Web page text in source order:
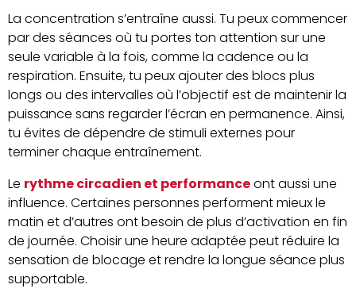
La concentration s’entraîne aussi. Tu peux commencer
par des séances où tu portes ton attention sur une
seule variable à la fois, comme la cadence ou la
respiration. Ensuite, tu peux ajouter des blocs plus
longs ou des intervalles où l’objectif est de maintenir la
puissance sans regarder l’écran en permanence. Ainsi,
tu évites de dépendre de stimuli externes pour
terminer chaque entraînement.
Le rythme circadien et performanceont aussi une
influence. Certaines personnes performent mieux le
matin et d’autres ont besoin de plus d’activation en fin
de journée. Choisir une heure adaptée peut réduire la
sensation de blocage et rendre la longue séance plus
supportable.